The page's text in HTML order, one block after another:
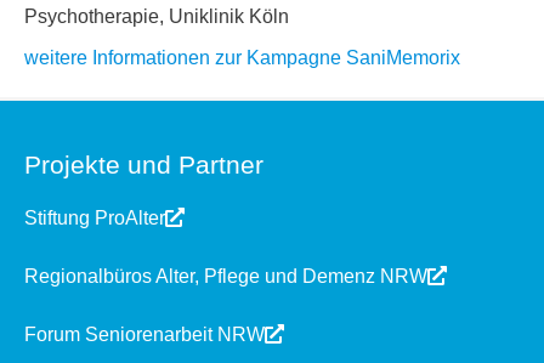
Psychotherapie, Uniklinik Köln
weitere Informationen zur Kampagne SaniMemorix
Projekte und Partner
Stiftung ProAlter
Regionalbüros Alter, Pflege und Demenz NRW
Forum Seniorenarbeit NRW